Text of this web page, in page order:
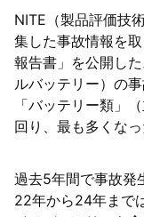
NITE（製品評価技
集した事故情報を
報告書」を公開し
ルバッテリー）の
「バッテリー類」
回り、最も多くなっ
過去5年間で事故発
22年から24年まで